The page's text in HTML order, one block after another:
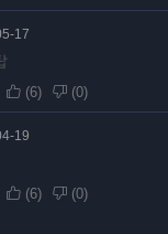
17
(6) (0)
19
(6) (0)